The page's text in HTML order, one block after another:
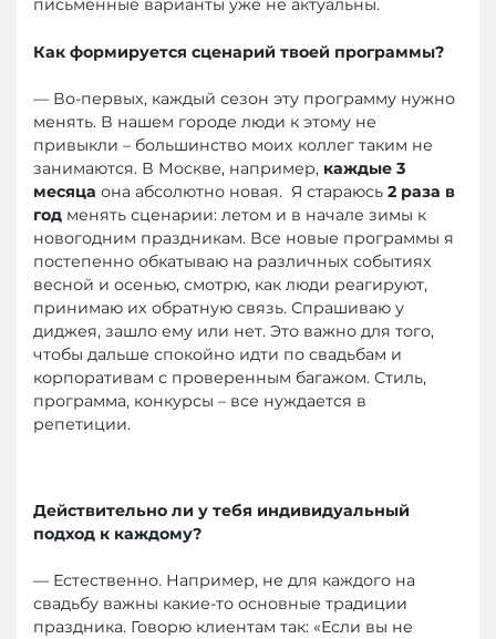
письменные варианты уже не актуальны.
Как формируется сценарий твоей программы?
— Во-первых, каждый сезон эту программу нужно
менять. В нашем городе люди к этому не
привыкли – большинство моих коллег таким не
занимаются. В Москве, например, каждые 3
месяца она абсолютно новая. Я стараюсь 2 раза в
год менять сценарии: летом и в начале зимы к
новогодним праздникам. Все новые программы я
постепенно обкатываю на различных событиях
весной и осенью, смотрю, как люди реагируют,
принимаю их обратную связь. Спрашиваю у
диджея, зашло ему или нет. Это важно для того,
чтобы дальше спокойно идти по свадьбам и
корпоративам с проверенным багажом. Стиль,
программа, конкурсы – все нуждается в
репетиции.
Действительно ли у тебя индивидуальный
подход к каждому?
— Естественно. Например, не для каждого на
свадьбу важны какие-то основные традиции
праздника. Говорю клиентам так: «Если вы не